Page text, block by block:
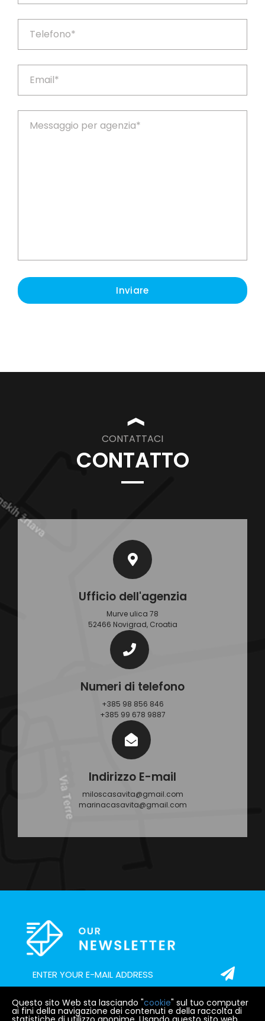
Inviare
❱
CONTATTACI
CONTATTO
Ufficio dell'agenzia
Murve ulica 78
52466 Novigrad, Croatia
Numeri di telefono
+385 98 856 846
+385 99 678 9887
Indirizzo E-mail
miloscasavita@gmail.com
marinacasavita@gmail.com
Questo sito Web sta lasciando "cookie" sul tuo computer
ai fini della navigazione dei contenuti e della raccolta di